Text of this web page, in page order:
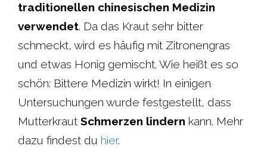
traditionellen chinesischen Medizin
verwendet. Da das Kraut sehr bitter
schmeckt, wird es häufig mit Zitronengras
und etwas Honig gemischt. Wie heißt es so
schön: Bittere Medizin wirkt! In einigen
Untersuchungen wurde festgestellt, dass
Mutterkraut Schmerzen lindern kann. Mehr
dazu findest du hier.